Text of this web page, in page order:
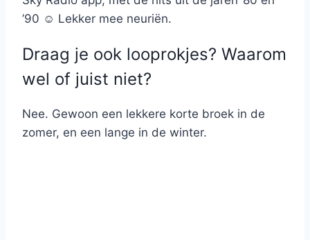
’90 ☺ Lekker mee neuriën.
Draag je ook looprokjes? Waarom
wel of juist niet?
Nee. Gewoon een lekkere korte broek in de
zomer, en een lange in de winter.